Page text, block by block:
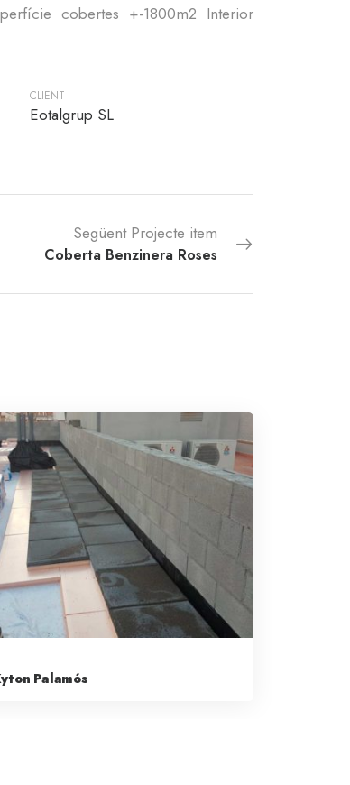
cobertes +-1800m2 Interior
CLIENT
Eotalgrup SL
Següent Projecte item
Coberta Benzinera Roses
Palamós